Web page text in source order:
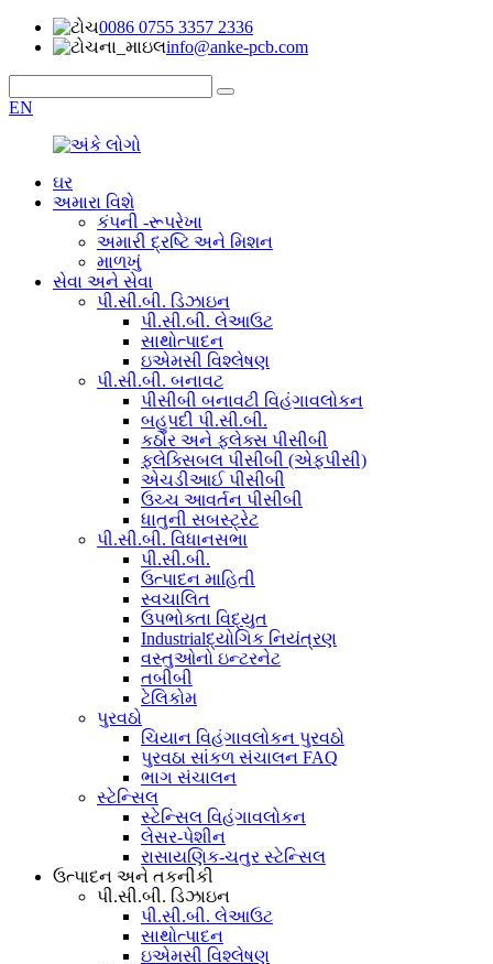
0086 0755 3357 2336
info@anke-pcb.com
EN
ઘર
અમારા વિશે
કંપની -રૂપરેખા
અમારી દ્રષ્ટિ અને મિશન
માળખું
સેવા અને સેવા
પી.સી.બી. ડિઝાઇન
પી.સી.બી. લેઆઉટ
સાથોત્પાદન
ઇએમસી વિશ્લેષણ
પી.સી.બી. બનાવટ
પીસીબી બનાવટી વિહંગાવલોકન
બહુપદી પી.સી.બી.
કઠોર અને ફ્લેક્સ પીસીબી
ફ્લેક્સિબલ પીસીબી (એફપીસી)
એચડીઆઈ પીસીબી
ઉચ્ચ આવર્તન પીસીબી
ધાતુની સબસ્ટ્રેટ
પી.સી.બી. વિધાનસભા
પી.સી.બી.
ઉત્પાદન માહિતી
સ્વચાલિત
ઉપભોક્તા વિદ્યુત
Industrialદ્યોગિક નિયંત્રણ
વસ્તુઓનો ઇન્ટરનેટ
તબીબી
ટેલિકોમ
પુરવઠો
ચિયાન વિહંગાવલોકન પુરવઠો
પુરવઠા સાંકળ સંચાલન FAQ
ભાગ સંચાલન
સ્ટેન્સિલ
સ્ટેન્સિલ વિહંગાવલોકન
લેસર-પેશીન
રાસાયણિક-ચતુર સ્ટેન્સિલ
ઉત્પાદન અને તકનીકી
પી.સી.બી. ડિઝાઇન
પી.સી.બી. લેઆઉટ
સાથોત્પાદન
ઇએમસી વિશ્લેષણ